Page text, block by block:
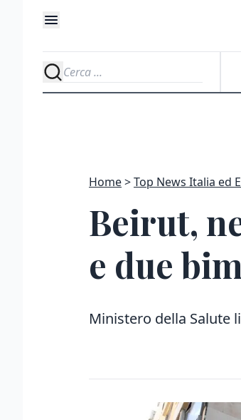
Home Top News Italia ed
Beirut,
e due
Ministero della Salute